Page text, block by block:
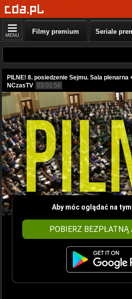
MENU Filmy premium Seriale
PILNE! 8. posiedzenie Sejmu. Sala plenarna
NCzasTV 03:01:58
Aby móc oglądać na
POBIERZ BEZPŁATNĄ